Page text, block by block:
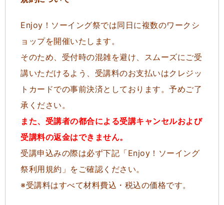
Enjoy！ソーイング祭では同日に複数のワークシ
ョップを開催いたします。
そのため、受付時の混雑を避け、スムーズにご受
講いただけるよう、 受講料のお支払いはクレジッ
トカードでの事前決済としております。 予めご了
承ください。
また、受講者の都合による受講キャンセルおよび
受講料の返金はできません。
受講申込みの際は必ず下記「Enjoy！ソーイング
祭利用規約」をご確認ください。
※受講料はすべて材料費込・税込の価格です。